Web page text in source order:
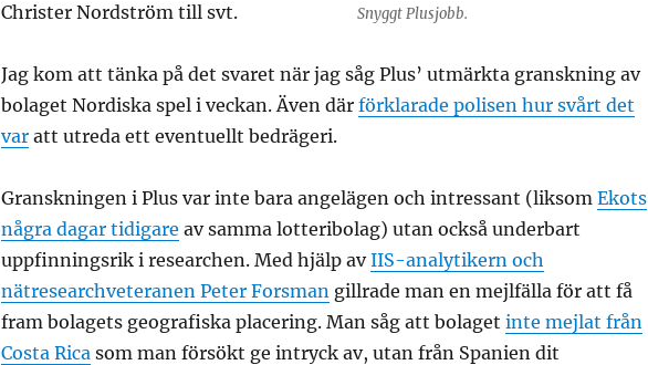
Snyggt Plusjobb.
Christer Nordström till svt.
Jag kom att tänka på det svaret när jag såg Plus’ utmärkta granskning av
bolaget Nordiska spel i veckan. Även där förklarade polisen hur svårt det
varatt utreda ett eventuellt bedrägeri.
Granskningen i Plus var inte bara angelägen och intressant (liksom Ekots
några dagar tidigare av samma lotteribolag) utan också underbart
uppfinningsrik i researchen. Med hjälp avIIS-analytikern och
nätresearchveteranen Peter Forsmangillrade man en mejlfälla för att få
fram bolagets geografiska placering. Man såg att bolaget inte mejlat från
Costa Ricasom man försökt ge intryck av, utan från Spanien dit